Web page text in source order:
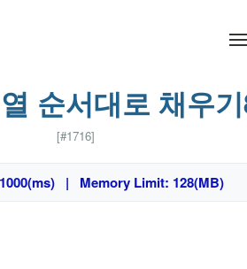
순서대로 채우
[#1716]
| Memory Limit: 128(MB)